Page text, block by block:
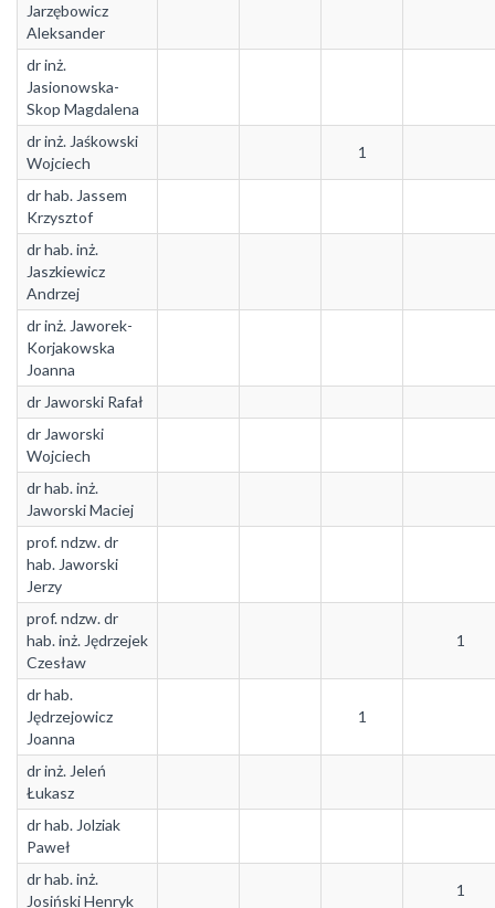
Jarzębowicz
Aleksander
dr inż.
Jasionowska-
Skop Magdalena
dr inż. Jaśkowski
Wojciech
1
dr hab. Jassem
Krzysztof
dr hab. inż.
Jaszkiewicz
Andrzej
dr inż. Jaworek-
Korjakowska
Joanna
dr Jaworski Rafał
dr Jaworski
Wojciech
dr hab. inż.
Jaworski Maciej
prof. ndzw. dr
hab. Jaworski
Jerzy
prof. ndzw. dr
hab. inż. Jędrzejek
Czesław
1
dr hab.
Jędrzejowicz
Joanna
1
dr inż. Jeleń
Łukasz
dr hab. Jolziak
Paweł
dr hab. inż.
Josiński Henryk
1